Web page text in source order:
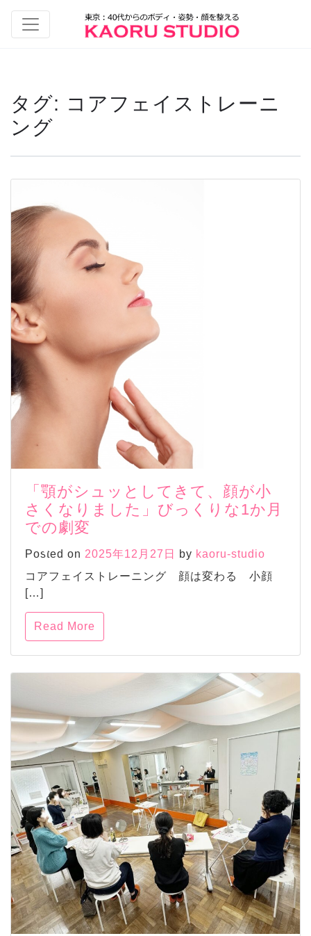
タグ: コアフェイストレーニ
ング
「顎がシュッとしてきて、顔が小
さくなりました」びっくりな1か月
での劇変
Posted on 2025年12月27日 by kaoru-studio
コアフェイストレーニング 顔は変わる 小顔
[…]
Read More